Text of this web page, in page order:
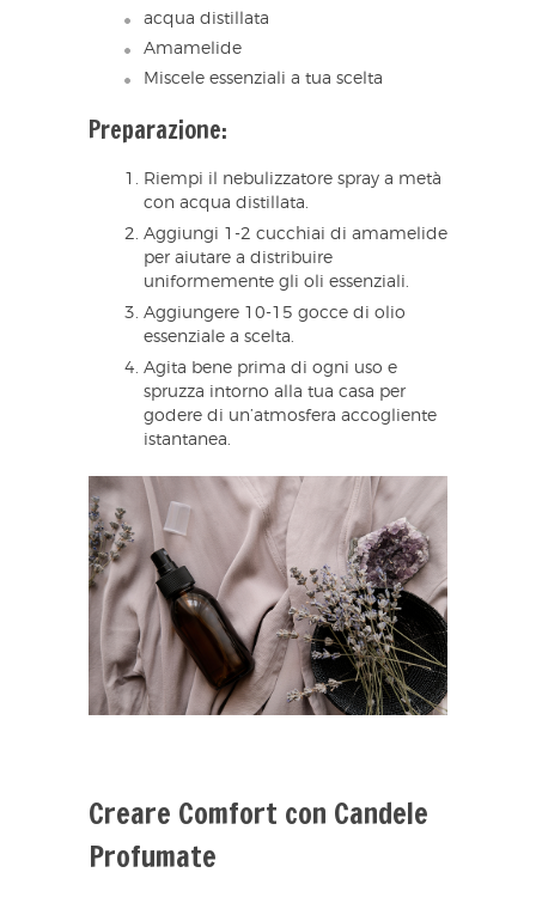
acqua distillata
Amamelide
Miscele essenziali a tua scelta
Preparazione:
Riempi il nebulizzatore spray a metà
con acqua distillata.
Aggiungi 1-2 cucchiai di amamelide
per aiutare a distribuire
uniformemente gli oli essenziali.
Aggiungere 10-15 gocce di olio
essenziale a scelta.
Agita bene prima di ogni uso e
spruzza intorno alla tua casa per
godere di un’atmosfera accogliente
istantanea.
Creare Comfort con Candele
Profumate